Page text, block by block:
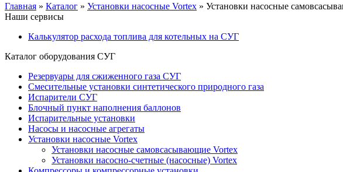
Главная » Каталог » Установки насосные Vortex » Установки насосные
Наши сервисы
Калькулятор расхода топлива для котельных на СУГ
Каталог оборудования СУГ
Резервуары для сжиженного газа СУГ
Смесительные установки синтетического природного газа
Испарители СУГ
Блочный пункт наполнения баллонов
Испарительные установки
Насосы и насосные агрегаты
Установки насосные Vortex
Установки насосные самовсасывающие Vortex
Установки насосно-счетные (насосные) Vortex